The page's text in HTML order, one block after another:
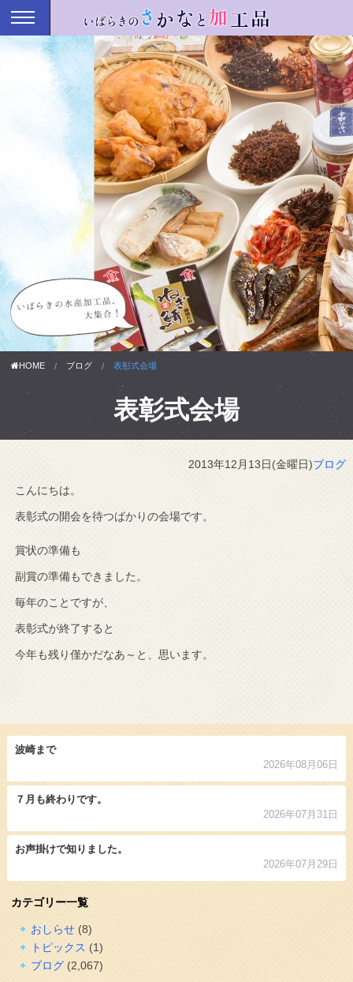
HOME ブログ 表彰式会場
表彰式会場
2013年12月13日(金曜日)ブログ
こんにちは。
表彰式の開会を待つばかりの会場です。
賞状の準備も
副賞の準備もできました。
毎年のことですが、
表彰式が終了すると
今年も残り僅かだなあ～と、思います。
波崎まで
2026年08月06日
７月も終わりです。
2026年07月31日
お声掛けで知りました。
2026年07月29日
カテゴリー一覧
おしらせ(8)
トピックス (1)
ブログ(2,067)